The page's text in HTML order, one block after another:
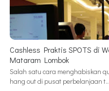
Cashless Praktis SPOTS di
Mataram Lombok
Salah satu cara menghabiskan
hang out di pusat perbelanjaan t…